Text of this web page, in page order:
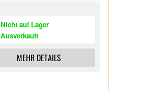
Nicht auf Lager
Ausverkauft
MEHR DETAILS